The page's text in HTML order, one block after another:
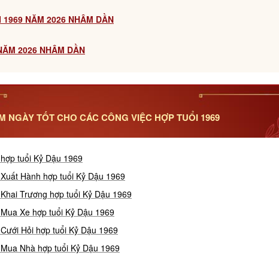
NĂM 2026 NHÂM DẦN
2026 NHÂM DẦN
NGÀY TỐT CHO CÁC CÔNG VIỆC HỢP TUỔI 1969
tuổi Kỷ Dậu 1969
Hành hợp tuổi Kỷ Dậu 1969
Trương hợp tuổi Kỷ Dậu 1969
Xe hợp tuổi Kỷ Dậu 1969
Hỏi hợp tuổi Kỷ Dậu 1969
Nhà hợp tuổi Kỷ Dậu 1969